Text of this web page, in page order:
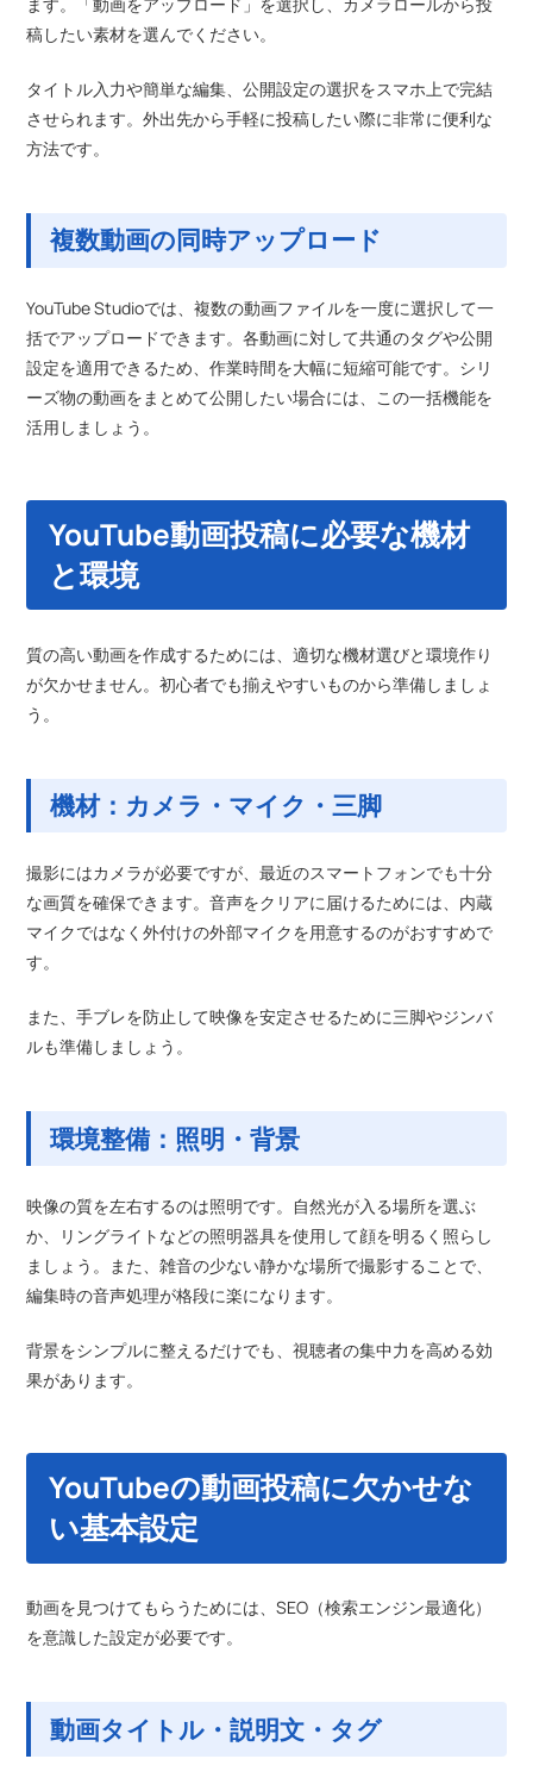
稿したい素材を選んでください。
タイトル入力や簡単な編集、公開設定の選択をスマホ上で完結
させられます。外出先から手軽に投稿したい際に非常に便利な
方法です。
複数動画の同時アップロード
YouTube Studioでは、複数の動画ファイルを一度に選択して一
括でアップロードできます。各動画に対して共通のタグや公開
設定を適用できるため、作業時間を大幅に短縮可能です。シリ
ーズ物の動画をまとめて公開したい場合には、この一括機能を
活用しましょう。
YouTube動画投稿に必要な機材
と環境
質の高い動画を作成するためには、適切な機材選びと環境作り
が欠かせません。初心者でも揃えやすいものから準備しましょ
う。
機材：カメラ・マイク・三脚
撮影にはカメラが必要ですが、最近のスマートフォンでも十分
な画質を確保できます。音声をクリアに届けるためには、内蔵
マイクではなく外付けの外部マイクを用意するのがおすすめで
す。
また、手ブレを防止して映像を安定させるために三脚やジンバ
ルも準備しましょう。
環境整備：照明・背景
映像の質を左右するのは照明です。自然光が入る場所を選ぶ
か、リングライトなどの照明器具を使用して顔を明るく照らし
ましょう。また、雑音の少ない静かな場所で撮影することで、
編集時の音声処理が格段に楽になります。
背景をシンプルに整えるだけでも、視聴者の集中力を高める効
果があります。
YouTubeの動画投稿に欠かせな
い基本設定
動画を見つけてもらうためには、SEO（検索エンジン最適化）
を意識した設定が必要です。
動画タイトル・説明文・タグ